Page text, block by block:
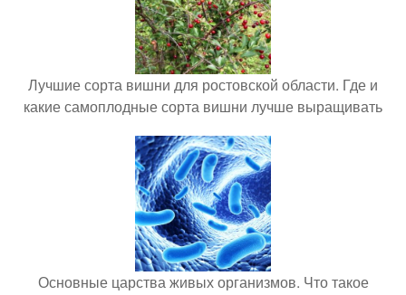
Лучшие сорта вишни для ростовской области. Где и
какие самоплодные сорта вишни лучше выращивать
Основные царства живых организмов. Что такое